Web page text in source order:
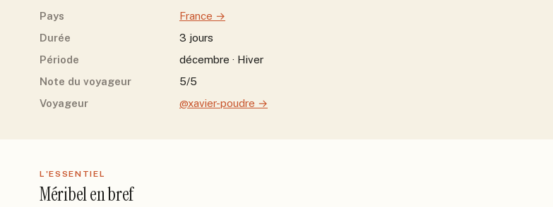
Pays
France →
Durée
3 jours
Période
décembre · Hiver
Note du voyageur
5/5
Voyageur
@xavier-poudre →
L'ESSENTIEL
Méribelen bref